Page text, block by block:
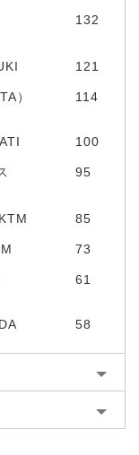
132
121
）
114
100
95
85
73
61
58